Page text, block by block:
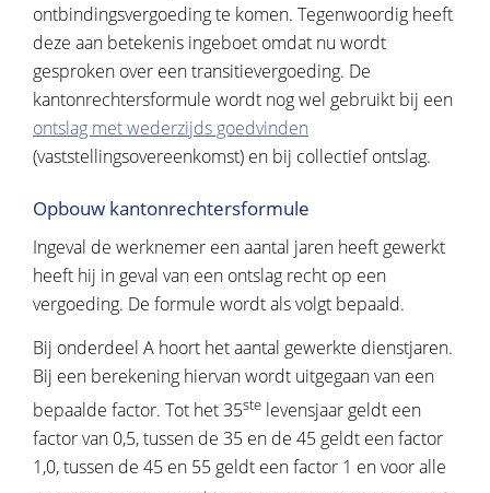
ontbindingsvergoeding te komen. Tegenwoordig heeft
deze aan betekenis ingeboet omdat nu wordt
gesproken over een transitievergoeding. De
kantonrechtersformule wordt nog wel gebruikt bij een
ontslag met wederzijds goedvinden
(vaststellingsovereenkomst) en bij collectief ontslag.
Opbouw kantonrechtersformule
Ingeval de werknemer een aantal jaren heeft gewerkt
heeft hij in geval van een ontslag recht op een
vergoeding. De formule wordt als volgt bepaald.
Bij onderdeel A hoort het aantal gewerkte dienstjaren.
Bij een berekening hiervan wordt uitgegaan van een
bepaalde factor. Tot het 35ste levensjaar geldt een
factor van 0,5, tussen de 35 en de 45 geldt een factor
1,0, tussen de 45 en 55 geldt een factor 1 en voor alle